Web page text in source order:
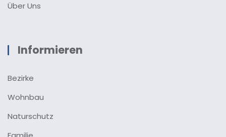
Über Uns
Informieren
Bezirke
Wohnbau
Naturschutz